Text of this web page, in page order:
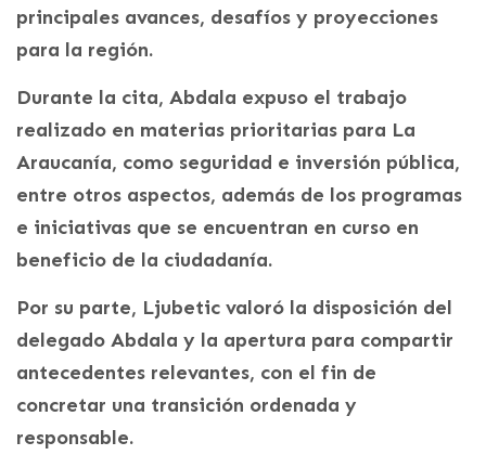
principales avances, desafíos y proyecciones
para la región.
Durante la cita, Abdala expuso el trabajo
realizado en materias prioritarias para La
Araucanía, como seguridad e inversión pública,
entre otros aspectos, además de los programas
e iniciativas que se encuentran en curso en
beneficio de la ciudadanía.
Por su parte, Ljubetic valoró la disposición del
delegado Abdala y la apertura para compartir
antecedentes relevantes, con el fin de
concretar una transición ordenada y
responsable.